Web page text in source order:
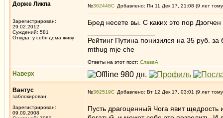
Дорже Ликпа
Зарегистрирован:
29.02.2012
Суждений: 581
Откуда: у себя дома живу
№362448 Добавлено: Пн 11 Дек 17, 21:08 (9 лет
Бред несете вы. С каких это пор
Рейтинг Путина понизился на 35 руб. за
mthug mje che
Ответы на этот пост: СлаваА
Наверх
Вантус
заблокирован
Зарегистрирован:
09.09.2008
№362519 Добавлено: Вт 12 Дек 17, 03:01 (9 лет
Пусть драгоценный Чога явит